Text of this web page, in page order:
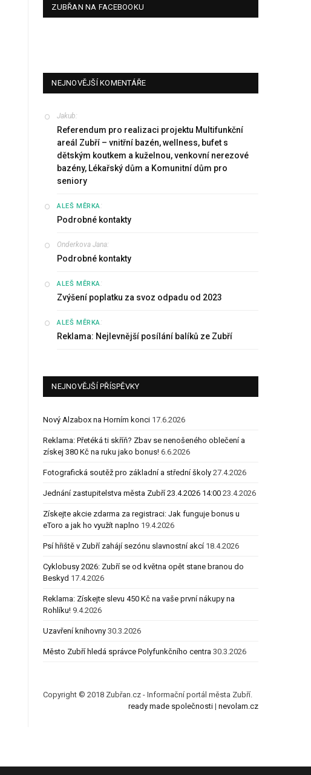
ZUBŘAN NA FACEBOOKU
NEJNOVĚJŠÍ KOMENTÁŘE
Jakub:
Referendum pro realizaci projektu Multifunkční
areál Zubří – vnitřní bazén, wellness, bufet s
dětským koutkem a kuželnou, venkovní nerezové
bazény, Lékařský dům a Komunitní dům pro
seniory
ALEŠ MĚRKA:
Podrobné kontakty
Onderkova Jana:
Podrobné kontakty
ALEŠ MĚRKA:
Zvýšení poplatku za svoz odpadu od 2023
ALEŠ MĚRKA:
Reklama: Nejlevnější posílání balíků ze Zubří
NEJNOVĚJŠÍ PŘÍSPĚVKY
Nový Alzabox na Horním konci 17.6.2026
Reklama: Přetéká ti skříň? Zbav se nenošeného oblečení a
získej 380 Kč na ruku jako bonus! 6.6.2026
Fotografická soutěž pro základní a střední školy 27.4.2026
Jednání zastupitelstva města Zubří 23.4.2026 14:00 23.4.2026
Získejte akcie zdarma za registraci: Jak funguje bonus u
eToro a jak ho využít naplno 19.4.2026
Psí hřiště v Zubří zahájí sezónu slavnostní akcí 18.4.2026
Cyklobusy 2026: Zubří se od května opět stane branou do
Beskyd 17.4.2026
Reklama: Získejte slevu 450 Kč na vaše první nákupy na
Rohlíku! 9.4.2026
Uzavření knihovny 30.3.2026
Město Zubří hledá správce Polyfunkčního centra 30.3.2026
Copyright © 2018 Zubřan.cz - Informační portál města Zubří.
ready made společnosti| nevolam.cz